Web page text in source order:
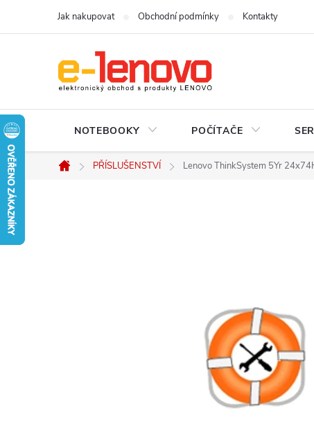
Jak nakupovat Obchodní podmínky Kontakty
NOTEBOOKY POČÍTAČE
Domů
PŘÍSLUŠENSTVÍ Lenovo ThinkSystem 5Yr